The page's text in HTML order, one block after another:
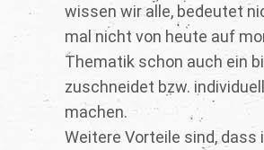
wissen wir alle, bedeutet
mal nicht von heute auf
Thematik schon auch ein
zuschneidet bzw.
machen.
Weitere Vorteile sind,